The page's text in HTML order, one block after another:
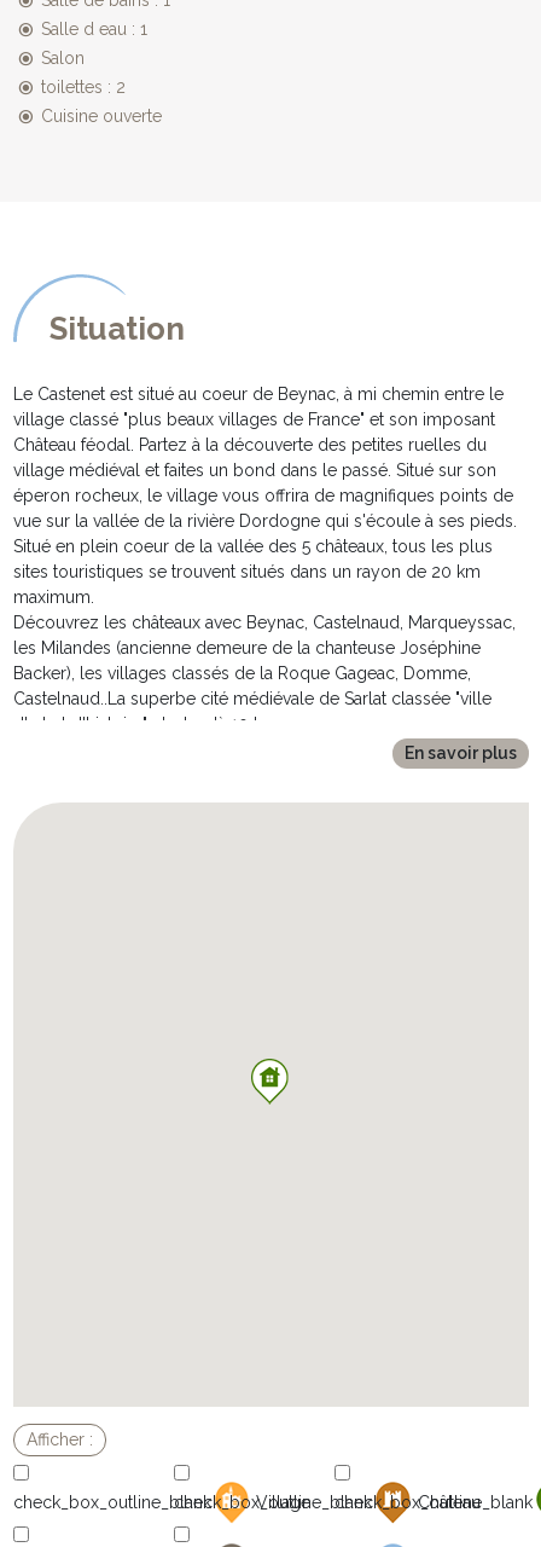
DESCRIPTION EXTERIEURE :
*********************
- Vaste jardin de plus de 1600m², clos de mur, avec espace
- Terrasse en façade non couverte de 30m² et petite terrasse
équipée de transats et de parasols.
- Espace parking pour 4 à 5 voitures et garage avec ouverture
télécommandée.
- Table de ping-pong et portique de jeux avec balançoire, sont à
votre disposition.
Salle d eau : 1
Salon
toilettes : 2
Cuisine ouverte
Situation
Le Castenet est situé au coeur de Beynac, à mi chemin entre le
village classé "plus beaux villages de France" et son imposant
Château féodal. Partez à la découverte des petites ruelles du
village médiéval et faites un bond dans le passé. Situé sur son
éperon rocheux, le village vous offrira de magnifiques points de
vue sur la vallée de la rivière Dordogne qui s'écoule à ses pieds.
Situé en plein coeur de la vallée des 5 châteaux, tous les plus
sites touristiques se trouvent situés dans un rayon de 20 km
maximum.
Découvrez les châteaux avec Beynac, Castelnaud, Marqueyssac,
les Milandes (ancienne demeure de la chanteuse Joséphine
Backer), les villages classés de la Roque Gageac, Domme,
Castelnaud..La superbe cité médiévale de Sarlat classée "ville
d'art et d'histoire" n'est qu'à 10 km.
Vous pourrez vous enfoncer dans les profondeurs de la terre en
visitant les gouffres (Padirac, Proumeyssac) et retrouver les traces
de nos ancêtres en visitant les grottes si nombreuses dans la
région.
En savoir plus
Village Château